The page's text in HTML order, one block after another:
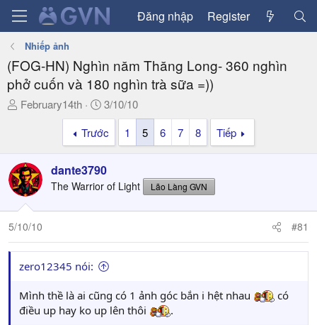
Đăng nhập Register
Nhiếp ảnh
(FOG-HN) Nghìn năm Thăng Long- 360 nghìn
phở cuốn và 180 nghìn trà sữa =))
T
a
d
s
t
a
t
e
February14th
N
g
à
y
g
ử
3/10/10
Trước
1 5 6 7 8 Tiếp
dante3790
The Warrior of Light Lão Làng GVN
5/10/10 #81
zero12345 nói:
Mình thề là ai cũng có 1 ảnh góc bắn i hệt nhau
có
điều up hay ko up lên thôi
.